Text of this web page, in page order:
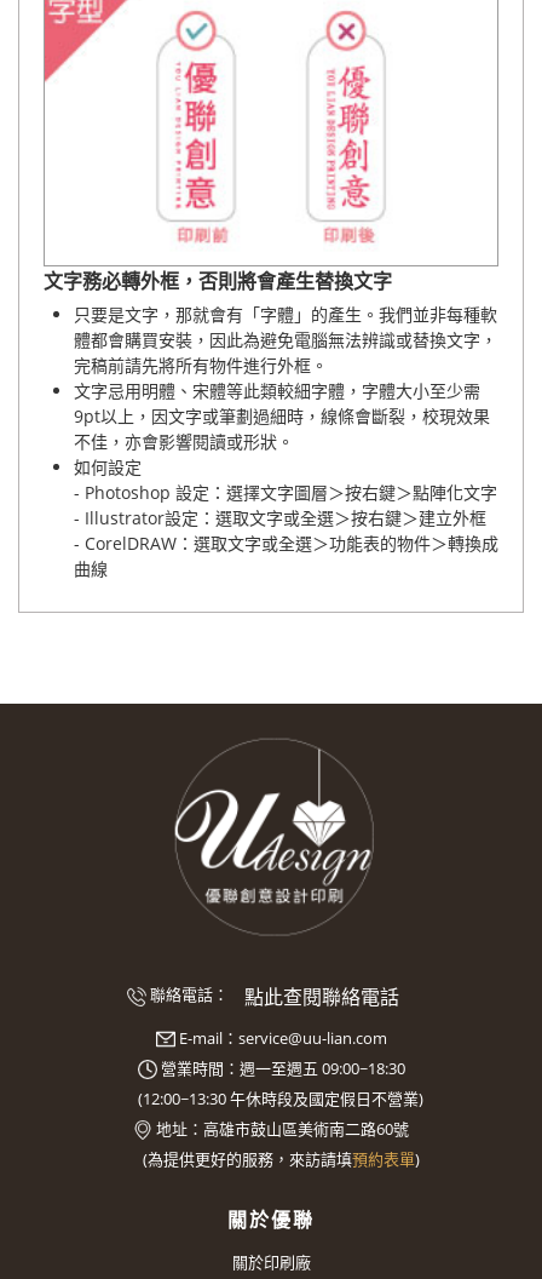
文字務必轉外框，否則將會產生替換文字
只要是文字，那就會有「字體」的產生。我們並非每種軟
體都會購買安裝，因此為避免電腦無法辨識或替換文字，
完稿前請先將所有物件進行外框。
文字忌用明體、宋體等此類較細字體，字體大小至少需
9pt以上，因文字或筆劃過細時，線條會斷裂，校現效果
不佳，亦會影響閱讀或形狀。
如何設定
- Photoshop 設定：選擇文字圖層＞按右鍵＞點陣化文字
- Illustrator設定：選取文字或全選＞按右鍵＞建立外框
- CorelDRAW：選取文字或全選＞功能表的物件＞轉換成
曲線
聯絡電話： 點此查閱聯絡電話
E-mail： service@uu-lian.com
營業時間：週一至週五 09:00~18:30
(12:00~13:30午休時段及國定假日不營業)
地址： 高雄市鼓山區美術南二路60號
(為提供更好的服務，來訪請填預約表單)
關於優聯
關於印刷廠